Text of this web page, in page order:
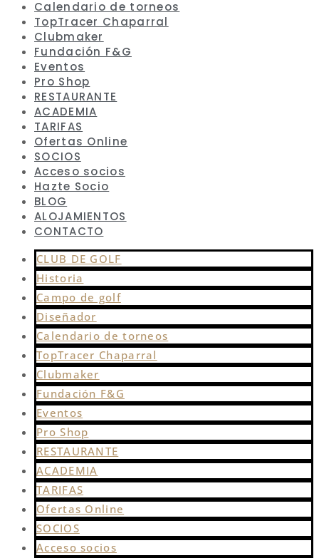
Calendario de torneos
TopTracer Chaparral
Clubmaker
Fundación F&G
Eventos
Pro Shop
RESTAURANTE
ACADEMIA
TARIFAS
Ofertas Online
SOCIOS
Acceso socios
Hazte Socio
BLOG
ALOJAMIENTOS
CONTACTO
CLUB DE GOLF
Historia
Campo de golf
Diseñador
Calendario de torneos
TopTracer Chaparral
Clubmaker
Fundación F&G
Eventos
Pro Shop
RESTAURANTE
ACADEMIA
TARIFAS
Ofertas Online
SOCIOS
Acceso socios